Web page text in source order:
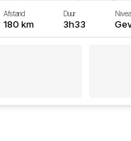
Afstand
180 km
Duur
3h33